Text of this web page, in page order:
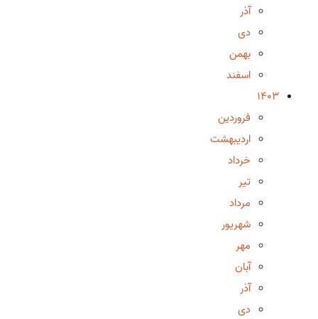
آذر
دی
بهمن
اسفند
1403
فروردین
اردیبهشت
خرداد
تیر
مرداد
شهریور
مهر
آبان
آذر
دی